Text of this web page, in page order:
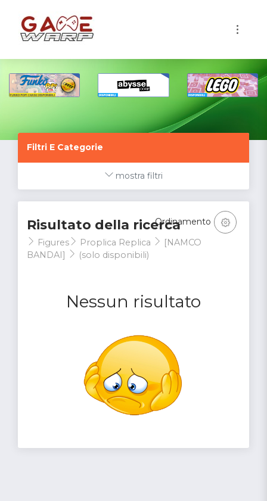
Filtri E Categorie
mostra filtri
Risultato della ricerca
Figures Proplica Replica
[NAMCO
BANDAI]
(solo disponibili)
Nessun risultato
Ordinamento